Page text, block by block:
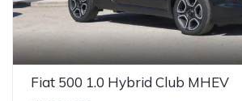
Fiat 500 1.0 Hybrid Club MHEV